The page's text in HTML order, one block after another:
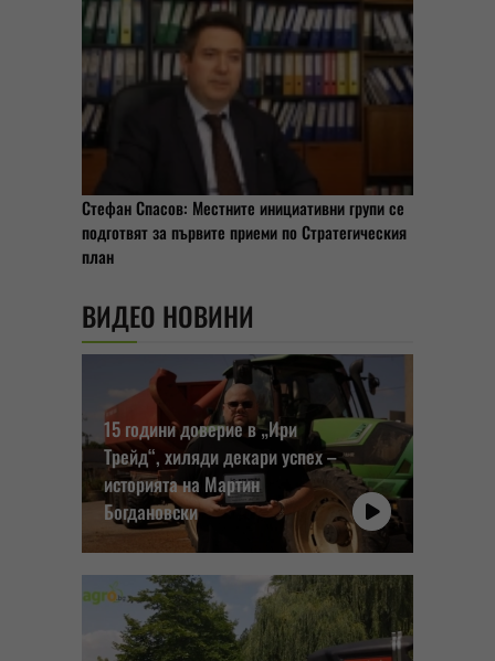
Стефан Спасов: Местните инициативни групи се
подготвят за първите приеми по Стратегическия
план
ВИДЕО НОВИНИ
15 години доверие в „Ири
Трейд“, хиляди декари успех –
историята на Мартин
Богдановски